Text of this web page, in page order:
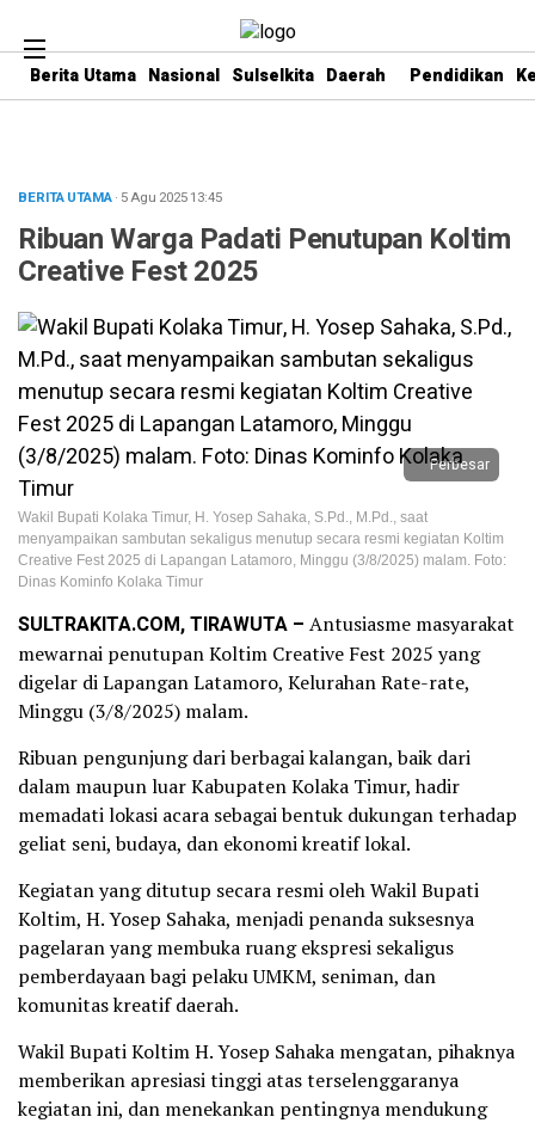
Berita Utama Nasional Sulselkita Daerah Pendidikan
BERITA UTAMA· 5 Agu 202513:45
Ribuan Warga Padati Penutupan Koltim
Creative Fest 2025
Perbesar
Wakil Bupati Kolaka Timur, H. Yosep Sahaka, S.Pd., M.Pd., saat
menyampaikan sambutan sekaligus menutup secara resmi kegiatan Koltim
Creative Fest 2025 di Lapangan Latamoro, Minggu (3/8/2025) malam. Foto:
Dinas Kominfo Kolaka Timur
SULTRAKITA.COM, TIRAWUTA – Antusiasme masyarakat
mewarnai penutupan Koltim Creative Fest 2025 yang
digelar di Lapangan Latamoro, Kelurahan Rate-rate,
Minggu (3/8/2025) malam.
Ribuan pengunjung dari berbagai kalangan, baik dari
dalam maupun luar Kabupaten Kolaka Timur, hadir
memadati lokasi acara sebagai bentuk dukungan terhadap
geliat seni, budaya, dan ekonomi kreatif lokal.
Kegiatan yang ditutup secara resmi oleh Wakil Bupati
Koltim, H. Yosep Sahaka, menjadi penanda suksesnya
pagelaran yang membuka ruang ekspresi sekaligus
pemberdayaan bagi pelaku UMKM, seniman, dan
komunitas kreatif daerah.
Wakil Bupati Koltim H. Yosep Sahaka mengatan, pihaknya
memberikan apresiasi tinggi atas terselenggaranya
kegiatan ini, dan menekankan pentingnya mendukung